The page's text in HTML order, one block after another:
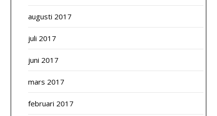
augusti 2017
juli 2017
juni 2017
mars 2017
februari 2017